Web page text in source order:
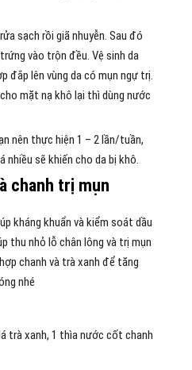
sạch rồi giã nhuyễn. Sau đó
vào trộn đều. Vệ sinh da
đắp lên vùng da có mụn ngự trị.
mặt nạ khô lại thì dùng nước
nên thực hiện 1 – 2 lần/tuần,
nhiều sẽ khiến cho da bị khô.
chanh trị mụn
kháng khuẩn và kiểm soát dầu
thu nhỏ lỗ chân lông và trị mụn
chanh và trà xanh để tăng
nhé
trà xanh, 1 thìa nước cốt chanh